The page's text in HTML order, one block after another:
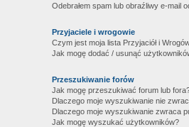
Odebrałem spam lub obraźliwy e-mail
Przyjaciele i wrogowie
Czym jest moja lista Przyjaciół i
Jak mogę dodać / usunąć
Przeszukiwanie forów
Jak mogę przeszukiwać forum lub
Dlaczego moje wyszukiwanie nie
Dlaczego moje wyszukiwanie zwraca
Jak mogę wyszukać użytkowników?